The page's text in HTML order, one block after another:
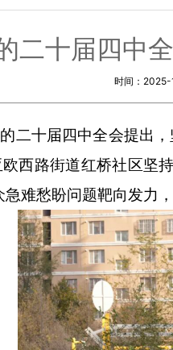
二十届四中
时间： 2025-
二十届四中全会提出
西路街道红桥社区坚
难愁盼问题靶向发力